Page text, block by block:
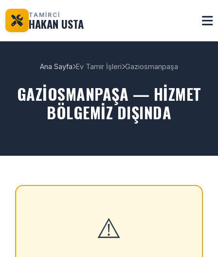
TAMİRCİ
HAKAN USTA
Ana Sayfa Ev Tamir İşleri Gaziosmanpaşa
GAZIOSMANPAŞA — HIZMET
BÖLGEMIZ DIŞINDA
⚠️